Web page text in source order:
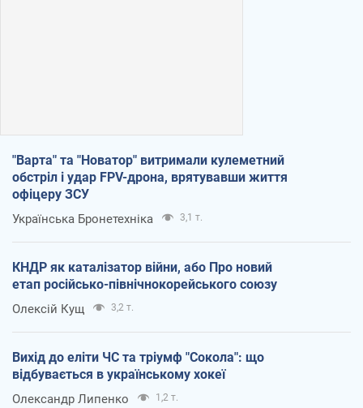
"Варта" та "Новатор" витримали кулеметний
обстріл і удар FPV-дрона, врятувавши життя
офіцеру ЗСУ
Українська Бронетехніка 3,1 т.
КНДР як каталізатор війни, або Про новий
етап російсько-північнокорейського союзу
Олексій Кущ 3,2 т.
Вихід до еліти ЧС та тріумф "Сокола": що
відбувається в українському хокеї
Олександр Липенко 1,2 т.